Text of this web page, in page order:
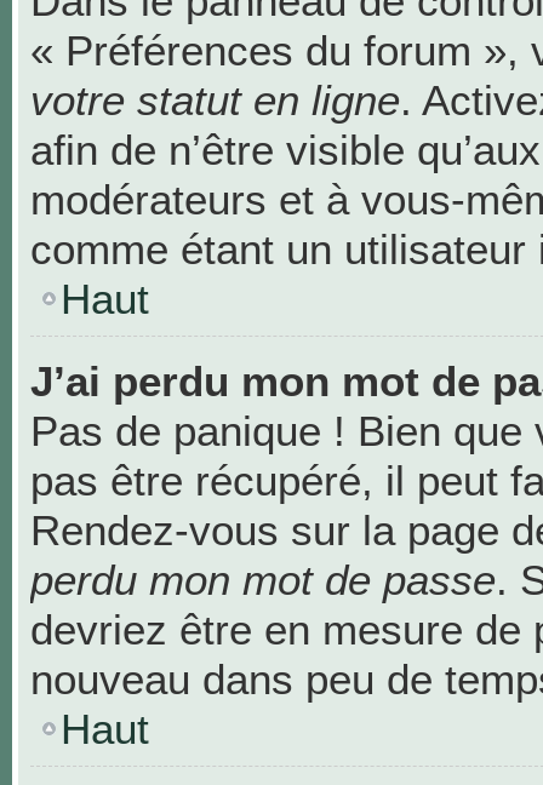
« Préférences du forum »,
votre statut en ligne.
afin de n’être visible
modérateurs et à vous-
comme étant un utilisateur
Haut
J’ai perdu mon mot de
Pas de panique ! Bien
pas être récupéré, il peut
Rendez-vous sur la page
perdu mon mot de passe.
devriez être en mesure de
nouveau dans peu de
Haut